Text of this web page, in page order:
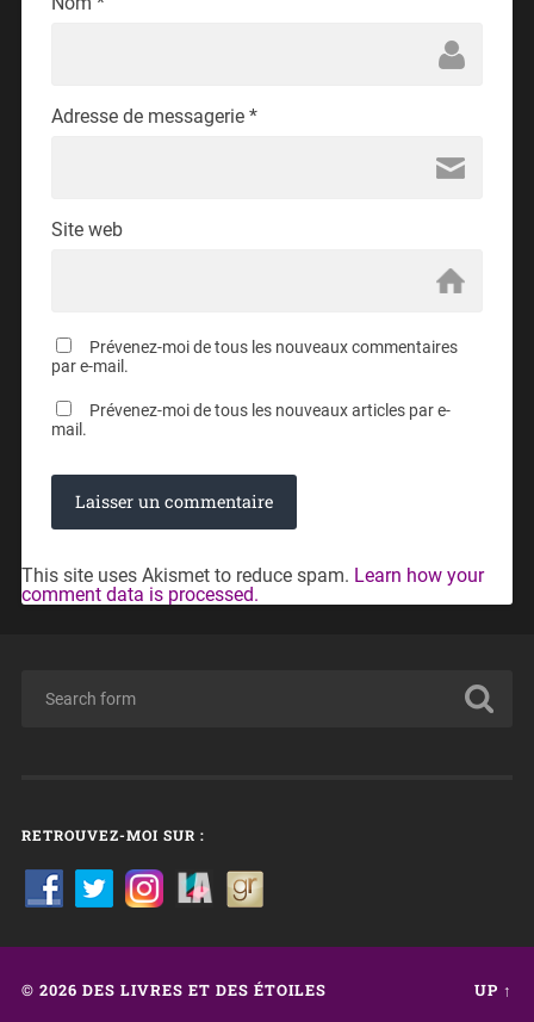
Adresse de messagerie *
Site web
Prévenez-moi de tous les nouveaux commentaires
par e-mail.
Prévenez-moi de tous les nouveaux articles par e-
mail.
This site uses Akismet to reduce spam. Learn how your
comment data is processed.
RETROUVEZ-MOI SUR :
© 2026 DES LIVRES ET DES ÉTOILES UP ↑